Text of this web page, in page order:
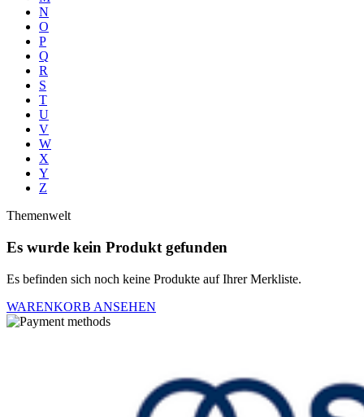
N
O
P
Q
R
S
T
U
V
W
X
Y
Z
Themenwelt
Es wurde kein Produkt gefunden
Es befinden sich noch keine Produkte auf Ihrer Merkliste.
WARENKORB ANSEHEN